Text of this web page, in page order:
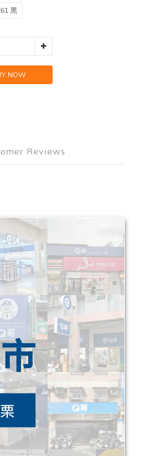
黑
NOW
Reviews